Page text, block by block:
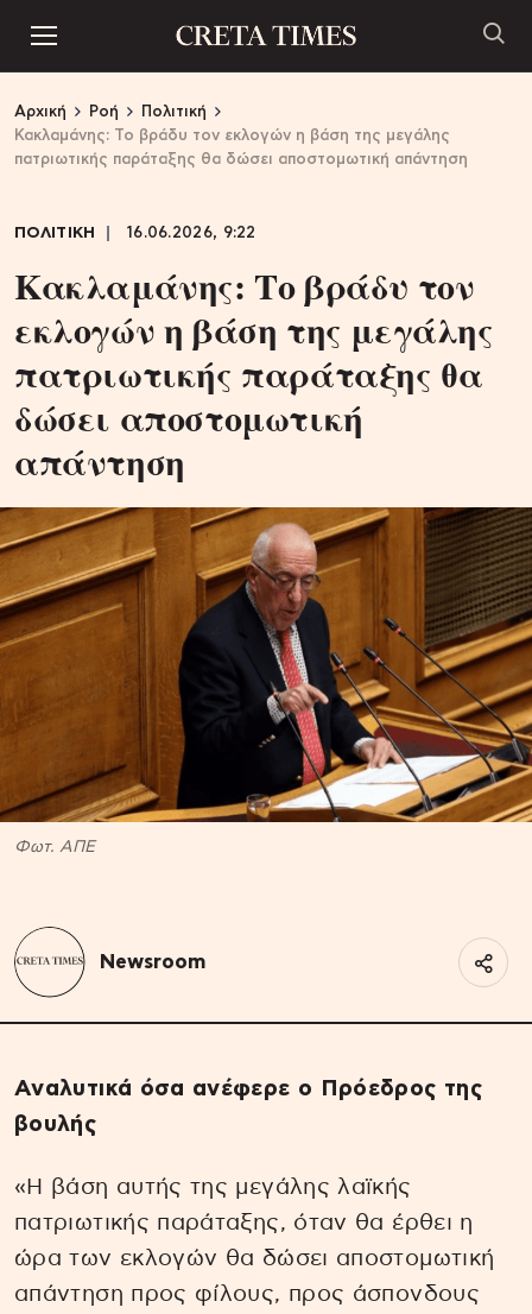
Αρχική Ροή
Πολιτική
Κακλαμάνης: Το βράδυ τον εκλογών η βάση της μεγάλης
πατριωτικής παράταξης θα δώσει αποστομωτική απάντηση
ΠΟΛΙΤΙΚΗ 16.06.2026, 9:22
Κακλαμάνης: Το βράδυ τον
εκλογών η βάση της μεγάλης
πατριωτικής παράταξης θα
δώσει αποστομωτική
απάντηση
Φωτ. ΑΠΕ
Newsroom
Αναλυτικά όσα ανέφερε ο Πρόεδρος της
βουλής
«Η βάση αυτής της μεγάλης λαϊκής
πατριωτικής παράταξης, όταν θα έρθει η
ώρα των εκλογών θα δώσει αποστομωτική
απάντηση προς φίλους, προς άσπονδους